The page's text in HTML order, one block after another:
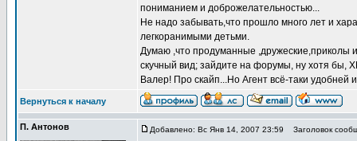
пониманием и доброжелательностью...
Не надо забывать,что прошло много лет и
легкоранимыми детьми.
Думаю ,что продуманные ,дружеские,приколы
скучный вид; зайдите на форумы, ну хотя бы,
Валер! Про скайп...Но Агент всё-таки
Вернуться к началу
П. Антонов Добавлено: Вс Янв 14, 2007 23:59 Заголовок